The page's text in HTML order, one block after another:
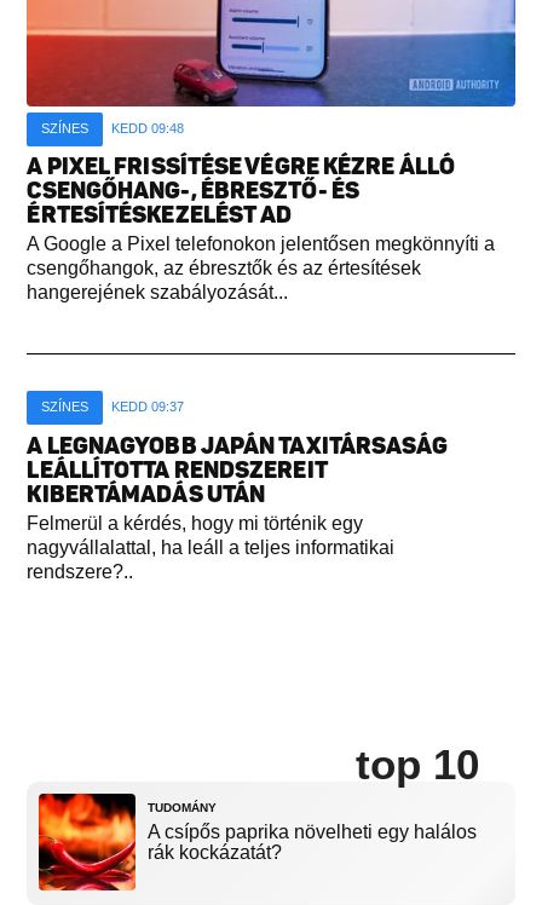
SZÍNES KEDD 09:48
A PIXEL FRISSÍTÉSE VÉGRE KÉZRE ÁLLÓ
CSENGŐHANG-, ÉBRESZTŐ- ÉS
ÉRTESÍTÉSKEZELÉST AD
A Google a Pixel telefonokon jelentősen megkönnyíti a
csengőhangok, az ébresztők és az értesítések
hangerejének szabályozását...
SZÍNES KEDD 09:37
A LEGNAGYOBB JAPÁN TAXITÁRSASÁG
LEÁLLÍTOTTA RENDSZEREIT
KIBERTÁMADÁS UTÁN
Felmerül a kérdés, hogy mi történik egy
nagyvállalattal, ha leáll a teljes informatikai
rendszere?..
top 10
TUDOMÁNY
A csípős paprika növelheti egy halálos
rák kockázatát?